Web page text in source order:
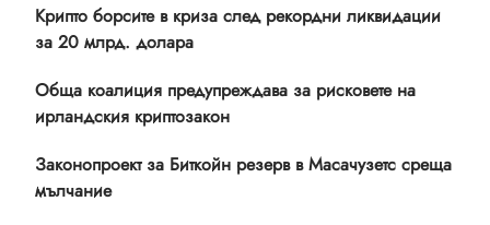
Крипто борсите в криза след рекордни ликвидации
за 20 млрд. долара
Обща коалиция предупреждава за рисковете на
ирландския криптозакон
Законопроект за Биткойн резерв в Масачузетс среща
мълчание